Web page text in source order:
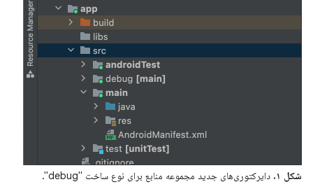
شکل ۱. دایرکتوری‌های جدید مجموعه منابع برای نوع ساخت "debug".